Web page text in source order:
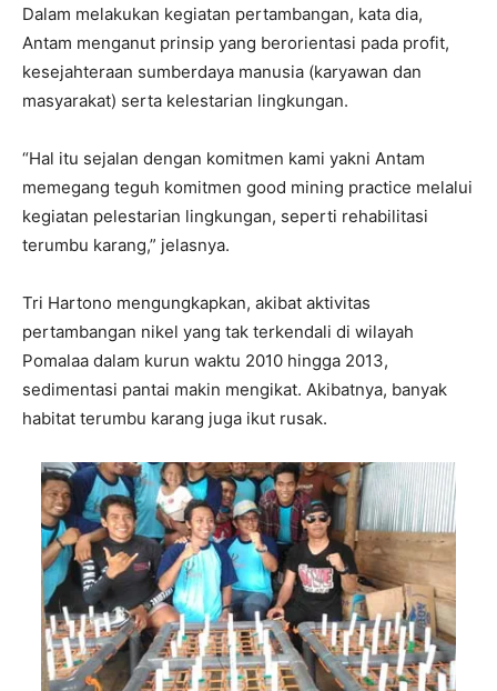
Dalam melakukan kegiatan pertambangan, kata dia,
Antam menganut prinsip yang berorientasi pada profit,
kesejahteraan sumberdaya manusia (karyawan dan
masyarakat) serta kelestarian lingkungan.
“Hal itu sejalan dengan komitmen kami yakni Antam
memegang teguh komitmen good mining practice melalui
kegiatan pelestarian lingkungan, seperti rehabilitasi
terumbu karang,” jelasnya.
Tri Hartono mengungkapkan, akibat aktivitas
pertambangan nikel yang tak terkendali di wilayah
Pomalaa dalam kurun waktu 2010 hingga 2013,
sedimentasi pantai makin mengikat. Akibatnya, banyak
habitat terumbu karang juga ikut rusak.